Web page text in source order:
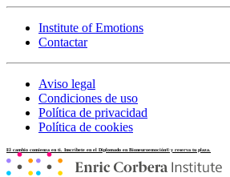
Institute of Emotions
Contactar
Aviso legal
Condiciones de uso
Política de privacidad
Política de cookies
El cambio comienza en ti. Inscríbete en el Diplomado en Bioneuroemoción® y reserva tu plaza.